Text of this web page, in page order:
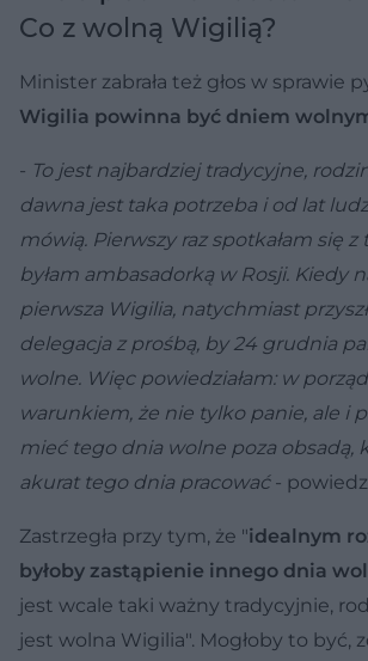
Co z wolną Wigilią?
Minister zabrała też głos w sprawie
Wigilia powinna być dniem
- To jest najbardziej tradycyjne,
dawna jest taka potrzeba i od lat
mówią. Pierwszy raz spotkałam się
byłam ambasadorką w Rosji. Kiedy
pierwsza Wigilia, natychmiast
delegacja z prośbą, by 24 grudnia
wolne. Więc powiedziałam: w
warunkiem, że nie tylko panie, ale i
mieć tego dnia wolne poza obsadą,
akurat tego dnia pracować-
Zastrzegła przy tym, że "idealnym
byłoby zastąpienie innego dnia
jest wcale taki ważny tradycyjnie,
jest wolna Wigilia". Mogłoby to być,